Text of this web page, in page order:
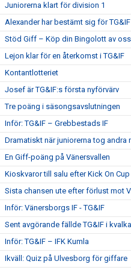
Juniorerna klart för division 1
Alexander har bestämt sig för TG&IF
Stöd Giff – Köp din Bingolott av
Lejon klar för en återkomst i TG&IF
Kontantlotteriet
Josef är TG&IF:s första nyförvärv
Tre poäng i säsongsavslutningen
Inför: TG&IF – Grebbestads IF
Dramatiskt när juniorerna tog andra
En Giff-poäng på Vänersvallen
Kioskvaror till salu efter Kick On Cup
Sista chansen ute efter förlust mot
Inför: Vänersborgs IF - TG&IF
Sent avgörande fällde TG&IF i
Inför: TG&IF – IFK Kumla
Ikväll: Quiz på Ulvesborg för giffare